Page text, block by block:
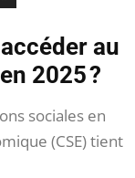
au
2025 ?
sociales en
(CSE) tient